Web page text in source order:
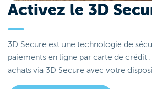
Activez le 3D
3D Secure est une technologie de
paiements en ligne par carte de crédit
achats via 3D Secure avec votre